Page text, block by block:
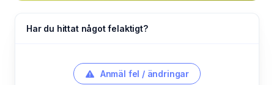
Har du hittat något felaktigt?
Anmäl fel / ändringar